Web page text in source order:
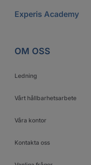
Experis Academy
OM OSS
Ledning
Vårt hållbarhetsarbete
Våra kontor
Kontakta oss